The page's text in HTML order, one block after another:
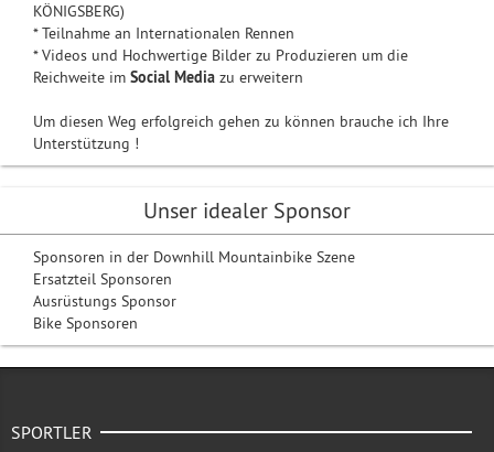
KÖNIGSBERG)
* Teilnahme an Internationalen Rennen
* Videos und Hochwertige Bilder zu Produzieren um die
Reichweite im Social Media zu erweitern
Um diesen Weg erfolgreich gehen zu können brauche ich Ihre
Unterstützung !
Unser idealer Sponsor
Sponsoren in der Downhill Mountainbike Szene
Ersatzteil Sponsoren
Ausrüstungs Sponsor
Bike Sponsoren
SPORTLER